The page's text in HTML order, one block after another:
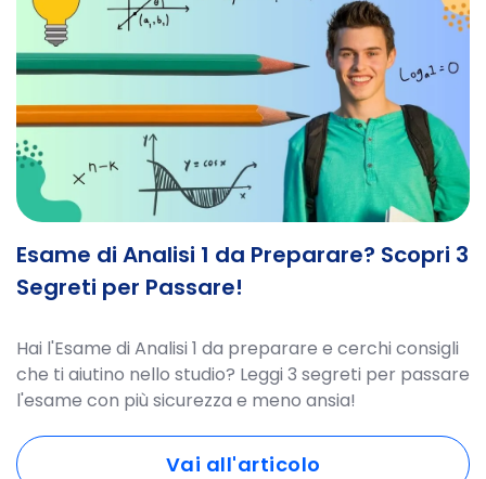
Esame di Analisi 1 da Preparare? Scopri 3
Segreti per Passare!
Hai l'Esame di Analisi 1 da preparare e cerchi consigli
che ti aiutino nello studio? Leggi 3 segreti per passare
l'esame con più sicurezza e meno ansia!
Vai all'articolo